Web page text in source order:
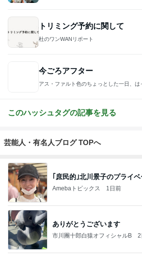
トリミング予約に関して
今ごろアフター
このハッシュタグの記事を見る
芸能人・有名人ブログ TOPへ
｢庶民的｣北川景子のプライ
Amebaトピックス 1日前
ありがとうございます
市川團十郎白猿オフィシャルB